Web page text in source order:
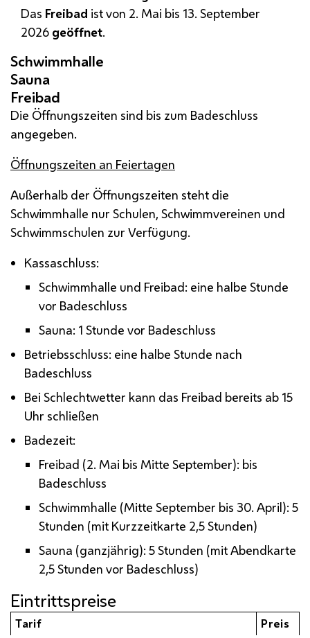
Das Freibad ist von 2. Mai bis 13. September
2026 geöffnet.
Die Öffnungszeiten sind bis zum Badeschluss
angegeben.
Öffnungszeiten an Feiertagen
Außerhalb der Öffnungszeiten steht die
Schwimmhalle nur Schulen, Schwimmvereinen und
Schwimmschulen zur Verfügung.
Kassaschluss:
Schwimmhalle und Freibad: eine halbe Stunde
vor Badeschluss
Sauna: 1 Stunde vor Badeschluss
Betriebsschluss: eine halbe Stunde nach
Badeschluss
Bei Schlechtwetter kann das Freibad bereits ab 15
Uhr schließen
Badezeit:
Freibad (2. Mai bis Mitte September): bis
Badeschluss
Schwimmhalle (Mitte September bis 30. April): 5
Stunden (mit Kurzzeitkarte 2,5 Stunden)
Sauna (ganzjährig): 5 Stunden (mit Abendkarte
2,5 Stunden vor Badeschluss)
Eintrittspreise
Tarif
Preis